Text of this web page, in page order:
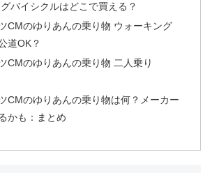
バイシクルはどこで買える？
CMのゆりあんの乗り物 ウォーキング
道OK？
CMのゆりあんの乗り物 二人乗り
CMのゆりあんの乗り物は何？メーカー
かも：まとめ